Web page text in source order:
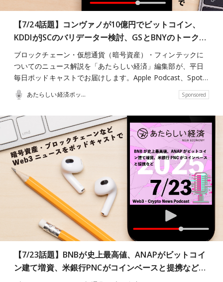
【7/24話題】コンヴァノが10億円でビットコイン、
KDDIがJSCのバリデーター検討、GSとBNYのトーク…
ブロックチェーン・仮想通貨（暗号資産）・フィンテックに
ついてのニュース解説を「あたらしい経済」編集部が、平日
毎日ポッドキャストでお届けします。Apple Podcast、Spot…
あたらしい経済ポッドキャスト Sponsored
【7/23話題】BNBが史上最高値、ANAPがビットコイ
ン建て増資、米銀行PNCがコインベースと提携など…